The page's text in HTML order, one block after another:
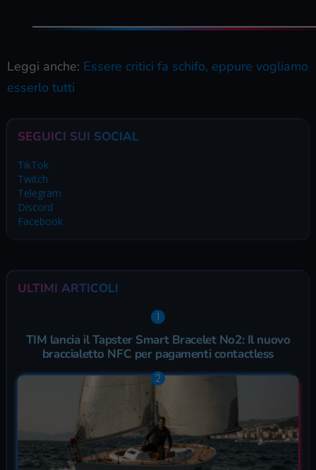
Leggi anche: Essere critici fa schifo, eppure vogliamo
esserlo tutti
SEGUICI SUI SOCIAL
TikTok
Twitch
Telegram
Discord
Facebook
ULTIMI ARTICOLI
TIM lancia il Tapster Smart Bracelet No2: Il nuovo
braccialetto NFC per pagamenti contactless